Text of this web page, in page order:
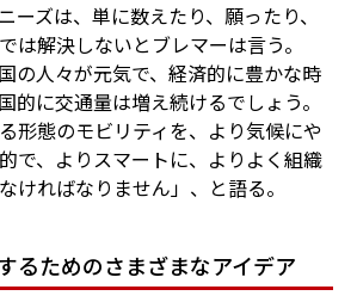
ーズは、単に数えたり、願ったり、
は解決しないとブレマーは言う。
の人々が元気で、経済的に豊かな時
的に交通量は増え続けるでしょう。
形態のモビリティを、より気候にや
で、よりスマートに、よりよく組織
ければなりません」、と語る。
るためのさまざまなアイデア